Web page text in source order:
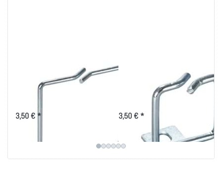
Rangierbügel
80x80mm, vertikale
3,50 € *
40x40mm, vertikale
Kabelführung
3,50 € *